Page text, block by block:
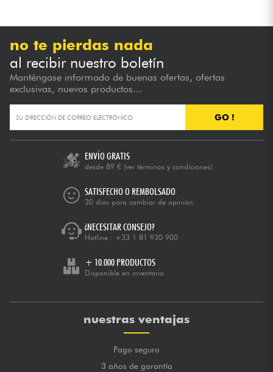
no te pierdas nada
al recibir nuestro boletín
Manténgase informado de buenas ofertas, ofertas
exclusivas, nuevos productos...
GO !
ENVÍO GRATIS
desde 89 € (ver términos y condiciones)
SATISFECHO O REMBOLSADO
30 días para cambiar de opinión
¿NECESITAR CONSEJO?
Hotline : +33 1 81 930 900
+ 10.000 PRODUCTOS
Disponible en inventario
nuestras ventajas
Pago seguro
3 años de garantía